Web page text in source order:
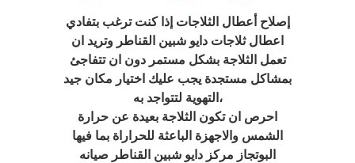
إصلاح أعطال الثلاجات إذا كنت ترغب بتفادي
اعطال ثلاجات دايو شبين القناطر وتريد ان
تعمل الثلاجة بشكل مستمر دون ان تتفاجئ
بمشاكل مستجدة يجب عليك اختيار مكان جيد
التهوية لتتواجد به،
احرص ان تكون الثلاجة بعيدة عن حرارة
الشمس والاجهزة الباعثة للحراراة بما فيها
البوتجاز مركز دايو شبين القناطر صيانه